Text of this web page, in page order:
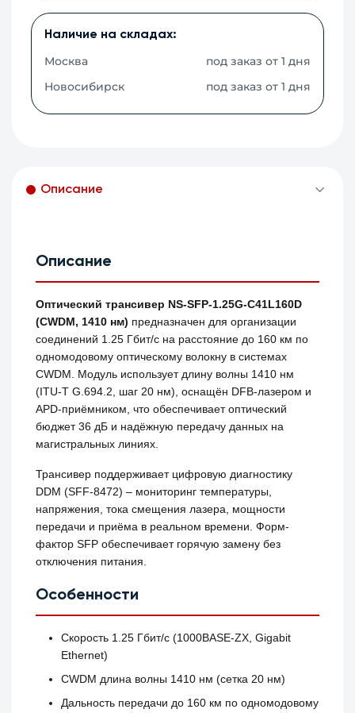
Наличие на складах:
Москва
под заказ от 1 дня
Новосибирск
под заказ от 1 дня
Описание
Описание
Оптический трансивер NS-SFP-1.25G-C41L160D
(CWDM, 1410 нм) предназначен для организации
соединений 1.25 Гбит/с на расстояние до 160 км по
одномодовому оптическому волокну в системах
CWDM. Модуль использует длину волны 1410 нм
(ITU‑T G.694.2, шаг 20 нм), оснащён DFB-лазером и
APD-приёмником, что обеспечивает оптический
бюджет 36 дБ и надёжную передачу данных на
магистральных линиях.
Трансивер поддерживает цифровую диагностику
DDM (SFF‑8472) – мониторинг температуры,
напряжения, тока смещения лазера, мощности
передачи и приёма в реальном времени. Форм-
фактор SFP обеспечивает горячую замену без
отключения питания.
Особенности
Скорость 1.25 Гбит/с (1000BASE‑ZX, Gigabit
Ethernet)
CWDM длина волны 1410 нм (сетка 20 нм)
Дальность передачи до 160 км по одномодовому